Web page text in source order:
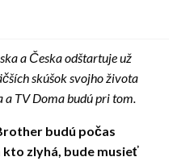
a Česka odštartuje už
skúšok svojho života
TV Doma budú pri tom.
budú počas
zlyhá, bude musieť